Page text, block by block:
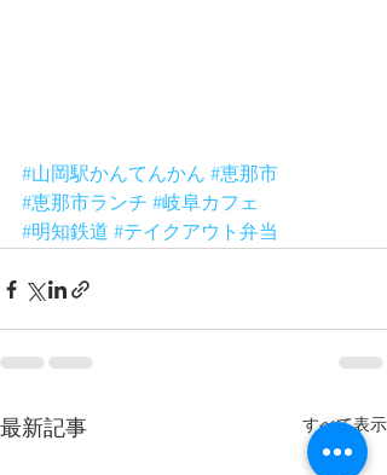
#山岡駅かんてんかん #恵那市
#恵那市ランチ #岐阜カフェ
#明知鉄道 #テイクアウト弁当
最新記事 すべて表示